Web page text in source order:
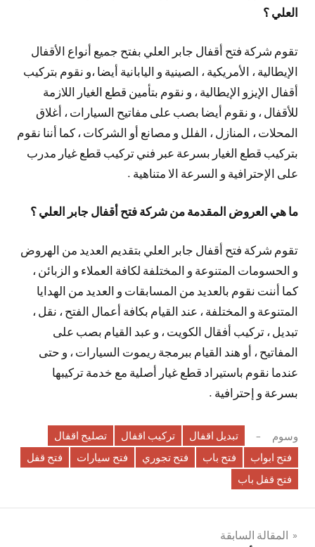
العلي ؟
تقوم شركة فتح أقفال جابر العلي بفتح جميع أنواع الأقفال
الإيطالية ، الأمريكية ، الصينية و اليابانية أيضا ،و نقوم بتركيب
أقفال الإيزو الإيطالية ، و نقوم بتأمين قطع الغيار اللازمة
للأقفال ، و نقوم أيضا بصب على مفاتيح السيارات ، أغلاق
المحلات ، المنازل ، الفلل و مصانع أو الشركات ، كما أننا نقوم
بتركيب قطع الغيار بسرعة عبر فني تركيب قطع غيار مدرب
على الإحترافية و السرعة الا متناهية .
ما هي العروض المقدمة من شركة فتح أقفال جابر العلي ؟
تقوم شركة فتح أقفال جابر العلي بتقديم العديد من الهروض
و الحسومات المتنوعة و المختلفة لكافة العملاء و الزبائن ،
كما أننت نقوم بالعديد من المسابقات و العديد من الهدايا
المتنوعة و المختلفة ، عند القيام بكافة أعمال الفتح ، نقل ،
تبديل ، تركيب أفقال الكويت ، و عبد القيام بصب على
المفاتيح ، أو هند القيام ببرمجة ريموت السيارات ، و حتى
عندما نقوم باستيراد قطع غيار أصلية مع خدمة تركيبها
بسرعة و إحترافية .
وسوم تبديل اقفال تركيب اقفال
تصليح اقفال
فتح ابواب
فتح باب فتح تجوري فتح سيارات
فتح قفل
فتح قفل باب
تصفّح
المقالة السابقة